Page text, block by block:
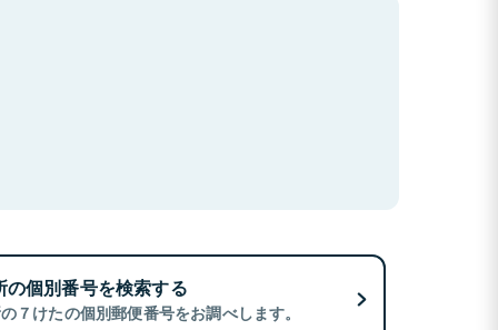
の個別番号を検索する
７けたの個別郵便番号をお調べします。